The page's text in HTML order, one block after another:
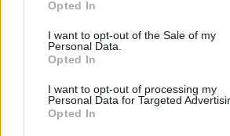
use your data for below specified
consent section.
Opted In
I want to opt-out of the Sale of my
Personal Data.
Opted In
I want to opt-out of processing my
Personal Data for Targeted
Opted In
ir informācija par
konkrētu scenāriju